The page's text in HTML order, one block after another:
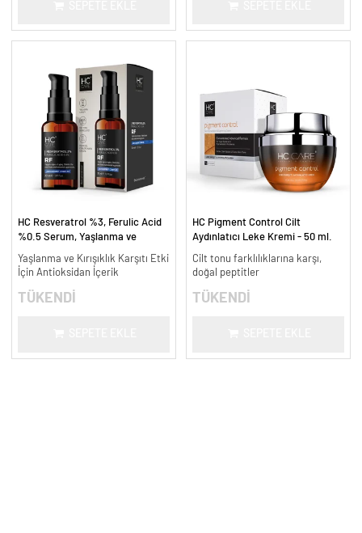
HC Resveratrol %3, Ferulic Acid
%0.5 Serum, Yaşlanma ve
Yaşlanma ve Kırışıklık Karşıtı Etki
İçin Antioksidan İçerik
TÜKENDİ
HC Pigment Control Cilt
Aydınlatıcı Leke Kremi - 50 ml.
Cilt tonu farklılıklarına karşı,
doğal peptitler
TÜKENDİ